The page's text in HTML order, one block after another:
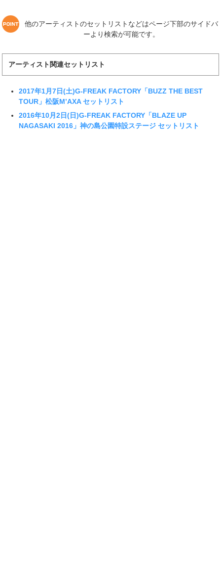
他のアーティストのセットリストなどはページ下部のサイドバ
ーより検索が可能です。
アーティスト関連セットリスト
2017年1月7日(土)G-FREAK FACTORY「BUZZ THE BEST
TOUR」松阪M’AXA セットリスト
2016年10月2日(日)G-FREAK FACTORY「BLAZE UP
NAGASAKI 2016」神の島公園特設ステージ セットリスト